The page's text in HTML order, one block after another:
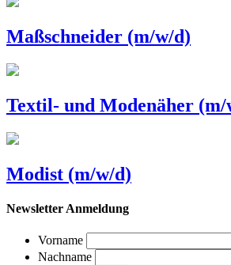
Maßschneider (m/w/d)
Textil- und Modenäher (m/
Modist (m/w/d)
Newsletter Anmeldung
Vorname
Nachname